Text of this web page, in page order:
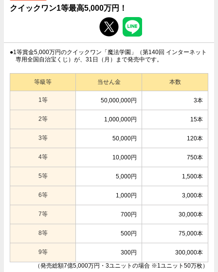
クイックワン1等最高5,000万円！
●1等賞金5,000万円のクイックワン「魔法学園」（第140回 インターネット
専用全国自治宝くじ）が、31日（月）まで発売中です。
等級等 当せん金 本数
1等 50,000,000円 3本
2等 1,000,000円 15本
3等 50,000円 120本
4等 10,000円 750本
5等 5,000円 1,500本
6等 1,000円 3,000本
7等 700円 30,000本
8等 500円 75,000本
9等 300円
300,000本
（発売総額7億5,000万円・3ユニットの場合 ※1ユニット50万枚）